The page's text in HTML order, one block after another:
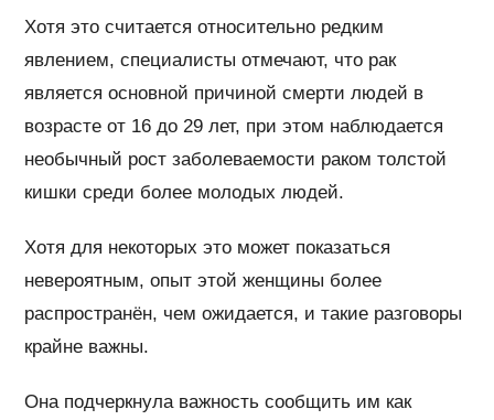
Хотя это считается относительно редким
явлением, специалисты отмечают, что рак
является основной причиной смерти людей в
возрасте от 16 до 29 лет, при этом наблюдается
необычный рост заболеваемости раком толстой
кишки среди более молодых людей.
Хотя для некоторых это может показаться
невероятным, опыт этой женщины более
распространён, чем ожидается, и такие разговоры
крайне важны.
Она подчеркнула важность сообщить им как